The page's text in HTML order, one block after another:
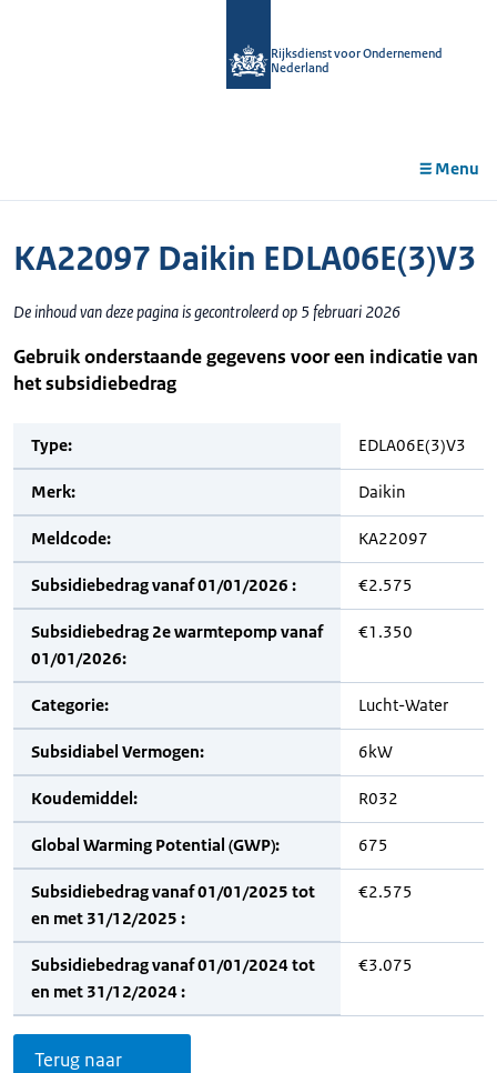
Rijksdienst voor Ondernemend
Nederland
Menu
KA22097 Daikin EDLA06E(3)V3
De inhoud van deze pagina is gecontroleerd op 5 februari 2026
Gebruik onderstaande gegevens voor een indicatie van
het subsidiebedrag
Type: EDLA06E(3)V3
Merk: Daikin
Meldcode: KA22097
Subsidiebedrag vanaf 01/01/2026 : €2.575
Subsidiebedrag 2e warmtepomp vanaf
01/01/2026:
€1.350
Categorie: Lucht-Water
Subsidiabel Vermogen: 6kW
Koudemiddel: R032
Global Warming Potential (GWP): 675
Subsidiebedrag vanaf 01/01/2025 tot
en met 31/12/2025 :
€2.575
Subsidiebedrag vanaf 01/01/2024 tot
en met 31/12/2024 :
€3.075
Terug naar